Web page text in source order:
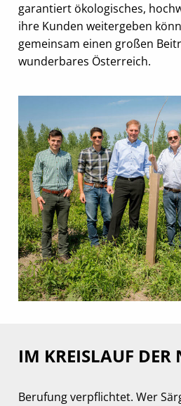
garantiert ökologisches,
ihre Kunden weitergeben
gemeinsam einen großen
wunderbares Österreich.
IM KREISLAUF DER
Berufung verpflichtet. Wer